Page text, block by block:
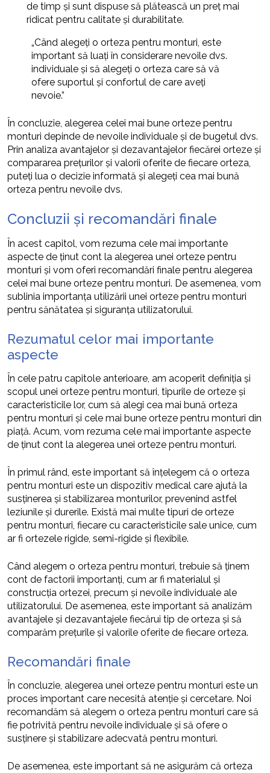
de timp și sunt dispuse să plătească un preț mai
ridicat pentru calitate și durabilitate.
„Când alegeți o orteza pentru monturi, este
important să luați în considerare nevoile dvs.
individuale și să alegeți o orteza care să vă
ofere suportul și confortul de care aveți
nevoie.”
În concluzie, alegerea celei mai bune orteze pentru
monturi depinde de nevoile individuale și de bugetul dvs.
Prin analiza avantajelor și dezavantajelor fiecărei orteze și
compararea prețurilor și valorii oferite de fiecare orteza,
puteți lua o decizie informată și alegeți cea mai bună
orteza pentru nevoile dvs.
Concluzii și recomandări finale
În acest capitol, vom rezuma cele mai importante
aspecte de ținut cont la alegerea unei orteze pentru
monturi și vom oferi recomandări finale pentru alegerea
celei mai bune orteze pentru monturi. De asemenea, vom
sublinia importanța utilizării unei orteze pentru monturi
pentru sănătatea și siguranța utilizatorului.
Rezumatul celor mai importante
aspecte
În cele patru capitole anterioare, am acoperit definiția și
scopul unei orteze pentru monturi, tipurile de orteze și
caracteristicile lor, cum să alegi cea mai bună orteza
pentru monturi și cele mai bune orteze pentru monturi din
piață. Acum, vom rezuma cele mai importante aspecte
de ținut cont la alegerea unei orteze pentru monturi.
În primul rând, este important să înțelegem că o orteza
pentru monturi este un dispozitiv medical care ajută la
susținerea și stabilizarea monturilor, prevenind astfel
leziunile și durerile. Există mai multe tipuri de orteze
pentru monturi, fiecare cu caracteristicile sale unice, cum
ar fi ortezele rigide, semi-rigide și flexibile.
Când alegem o orteza pentru monturi, trebuie să ținem
cont de factorii importanți, cum ar fi materialul și
construcția ortezei, precum și nevoile individuale ale
utilizatorului. De asemenea, este important să analizăm
avantajele și dezavantajele fiecărui tip de orteza și să
comparăm prețurile și valorile oferite de fiecare orteza.
Recomandări finale
În concluzie, alegerea unei orteze pentru monturi este un
proces important care necesită atenție și cercetare. Noi
recomandăm să alegem o orteza pentru monturi care să
fie potrivită pentru nevoile individuale și să ofere o
susținere și stabilizare adecvată pentru monturi.
De asemenea, este important să ne asigurăm că orteza